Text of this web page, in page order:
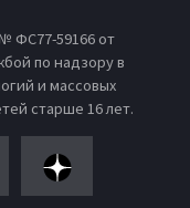
ФС77-59166 от
по надзору в
и массовых
старше 16 лет.